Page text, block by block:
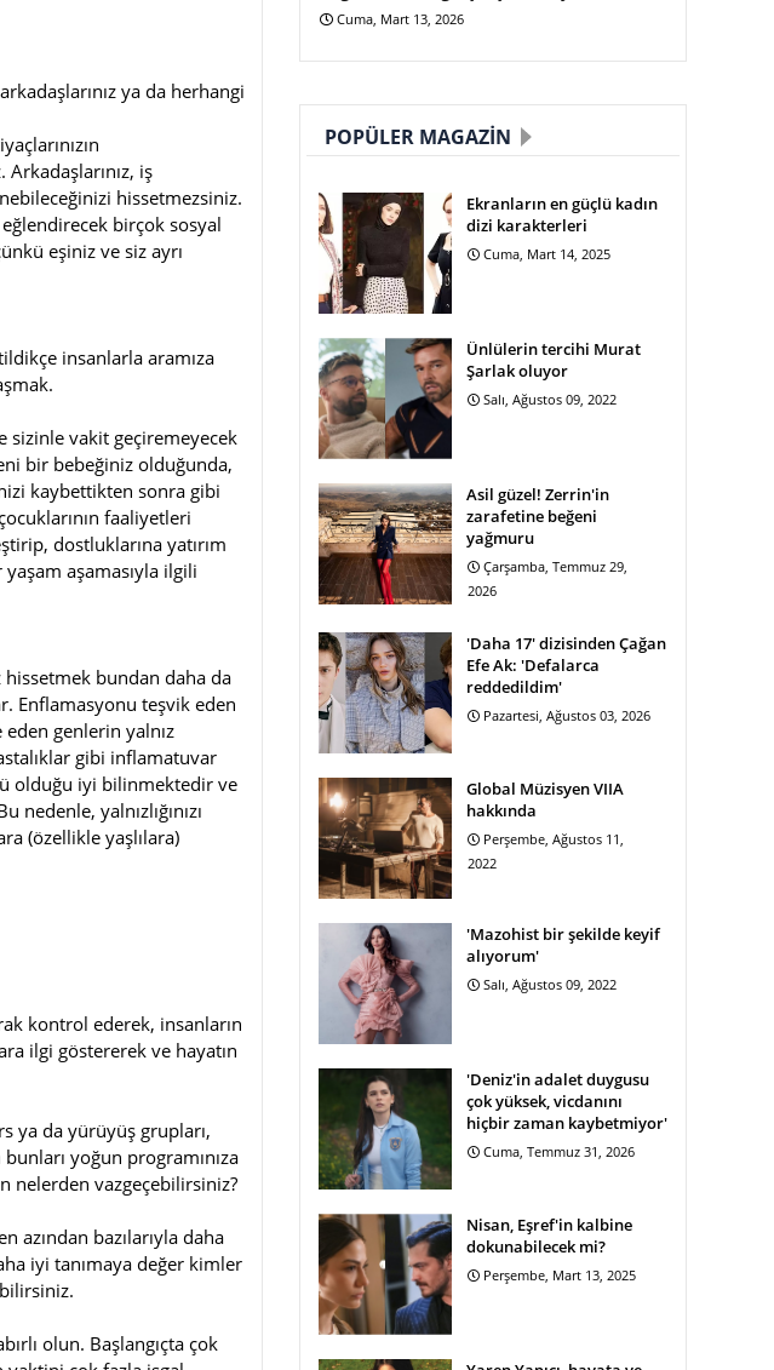
ya da herhangi
iş
hissetmezsiniz.
eğlendirecek birçok sosyal
eşiniz ve siz ayrı
insanlarla aramıza
sizinle vakit geçiremeyecek
bir bebeğiniz olduğunda,
kaybettikten sonra gibi
faaliyetleri
dostluklarına yatırım
aşamasıyla ilgili
hissetmek bundan daha da
Enflamasyonu teşvik eden
genlerin yalnız
gibi inflamatuvar
olduğu iyi bilinmektedir ve
yalnızlığınızı
(özellikle yaşlılara)
kontrol ederek, insanların
ilgi göstererek ve hayatın
ya da yürüyüş grupları,
yoğun programınıza
nelerden vazgeçebilirsiniz?
azından bazılarıyla daha
iyi tanımaya değer kimler
olun. Başlangıçta çok
Cuma, Mart 13, 2026
POPÜLER MAGAZIN
Ekranların en güçlü kadın
dizi karakterleri
Cuma, Mart 14, 2025
Ünlülerin tercihi Murat
Şarlak oluyor
Salı, Ağustos 09, 2022
Asil güzel! Zerrin'in
zarafetine beğeni
yağmuru
Çarşamba, Temmuz 29,
2026
'Daha 17' dizisinden Çağan
Efe Ak: 'Defalarca
reddedildim'
Pazartesi, Ağustos 03, 2026
Global Müzisyen VIIA
hakkında
Perşembe, Ağustos 11,
2022
'Mazohist bir şekilde keyif
alıyorum'
Salı, Ağustos 09, 2022
'Deniz'in adalet duygusu
çok yüksek, vicdanını
hiçbir zaman kaybetmiyor'
Cuma, Temmuz 31, 2026
Nisan, Eşref'in kalbine
dokunabilecek mi?
Perşembe, Mart 13, 2025